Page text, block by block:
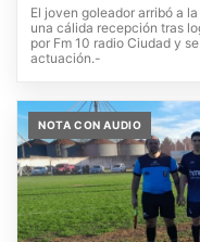
El joven goleador arribó a
una cálida recepción tras
por Fm 10 radio Ciudad y
actuación.-
NOTA CON AUDIO